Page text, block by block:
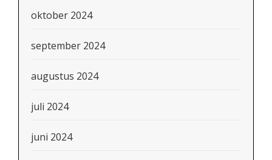
oktober 2024
september 2024
augustus 2024
juli 2024
juni 2024